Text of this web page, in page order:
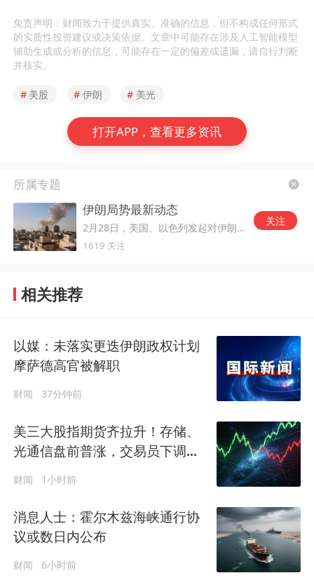
免责声明：财闻致力于提供真实、准确的信息，但不构成任何形式
的实质性投资建议或决策依据。文章中可能存在涉及人工智能模型
辅助生成或分析的信息，可能存在一定的偏差或遗漏，请自行判断
并核实。
# 美股 # 伊朗 # 美光
打开APP，查看更多资讯
所属专题
伊朗局势最新动态
2月28日，美国、以色列发起对伊朗的军事打击。
1619 关注
关注
相关推荐
以媒：未落实更迭伊朗政权计划
摩萨德高官被解职
财闻 37分钟前
美三大股指期货齐拉升！存储、
光通信盘前普涨，交易员下调美
联储年内加息押注
财闻 1小时前
消息人士：霍尔木兹海峡通行协
议或数日内公布
财闻 6小时前